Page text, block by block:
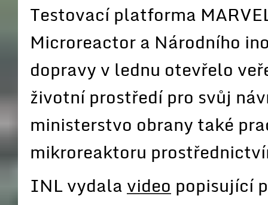
Testovací platforma
Microreactor a Národního
dopravy v lednu otevřelo
životní prostředí pro svůj
ministerstvo obrany také
mikroreaktoru
INL vydalavideo popisující